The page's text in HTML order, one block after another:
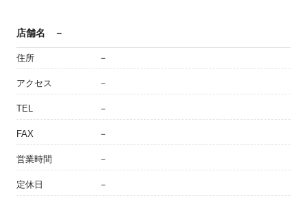
店舗名 －
住所 －
アクセス －
TEL －
FAX －
営業時間 －
定休日 －